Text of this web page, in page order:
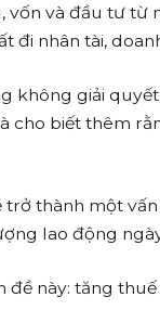
và đầu tư từ
nhân tài,
không giải quyết
cho biết thêm
thành một
lao động
đề này: tăng